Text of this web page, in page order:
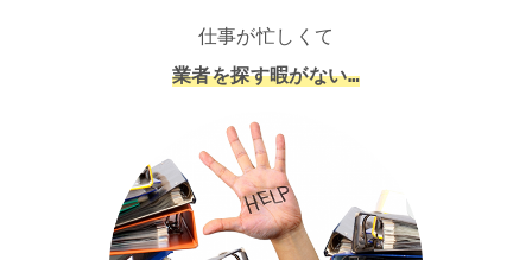
仕事が忙しくて
業者を探す暇がない…